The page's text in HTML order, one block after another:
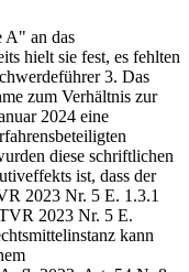
A" an das
hielt sie fest, es fehlten
3. Das
zum Verhältnis zur
2024 eine
diese schriftlichen
ist, dass der
2023 Nr. 5 E. 1.3.1
2023 Nr. 5 E.
kann